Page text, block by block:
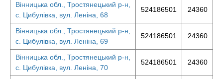
Вінницька обл., Тростянецький р-н,
с. Цибулівка, вул. Леніна, 68
524186501 24360
Вінницька обл., Тростянецький р-н,
с. Цибулівка, вул. Леніна, 69
524186501 24360
Вінницька обл., Тростянецький р-н,
с. Цибулівка, вул. Леніна, 70
524186501 24360